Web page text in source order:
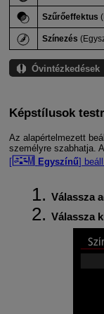
Szűrőeffektus
Színezés
Óvintézkedések
Képstílusok
Az alapértelmezett
személyre szabhatja.
[
Egyszínű]
Válassza
Válassza